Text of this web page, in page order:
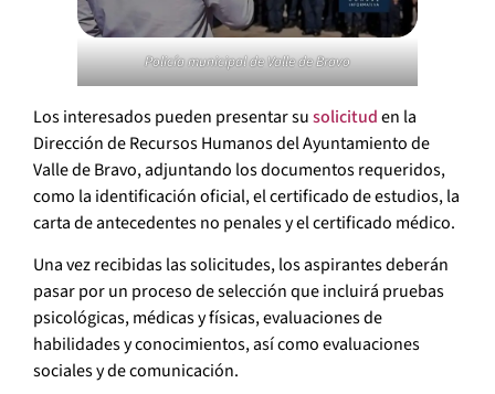
Policía municipal de Valle de Bravo
Los interesados pueden presentar susolicituden la
Dirección de Recursos Humanos del Ayuntamiento de
Valle de Bravo, adjuntando los documentos requeridos,
como la identificación oficial, el certificado de estudios, la
carta de antecedentes no penales y el certificado médico.
Una vez recibidas las solicitudes, los aspirantes deberán
pasar por un proceso de selección que incluirá pruebas
psicológicas, médicas y físicas, evaluaciones de
habilidades y conocimientos, así como evaluaciones
sociales y de comunicación.